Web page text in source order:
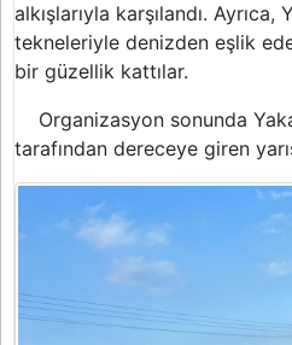
alkışlarıyla karşılandı. Ayrıca,
tekneleriyle denizden eşlik
bir güzellik kattılar.
Organizasyon sonunda
tarafından dereceye giren